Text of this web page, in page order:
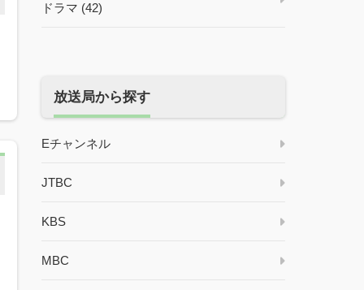
ドラマ (42)
放送局から探す
Eチャンネル
JTBC
KBS
MBC